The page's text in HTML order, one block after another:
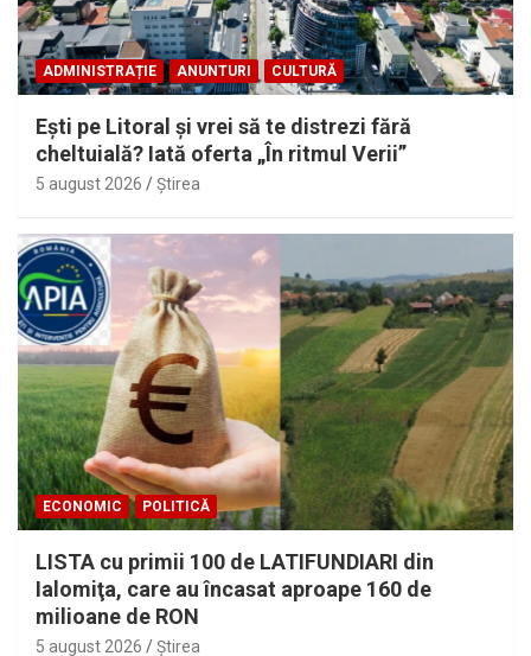
ADMINISTRAȚIE ANUNTURI CULTURĂ
Eşti pe Litoral şi vrei să te distrezi fără
cheltuială? Iată oferta „În ritmul Verii”
5 august 2026 Ştirea
ECONOMIC POLITICĂ
LISTA cu primii 100 de LATIFUNDIARI din
Ialomiţa, care au încasat aproape 160 de
milioane de RON
5 august 2026 Ştirea